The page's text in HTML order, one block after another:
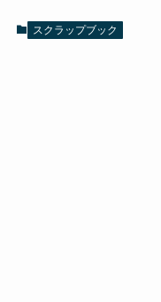
スクラップブック